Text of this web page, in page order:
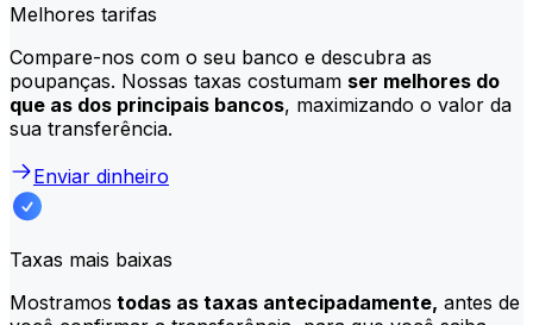
Melhores tarifas
Compare-nos com o seu banco e descubra as
poupanças. Nossas taxas costumam ser melhores do
que as dos principais bancos, maximizando o valor da
sua transferência.
Enviar dinheiro
Taxas mais baixas
Mostramos todas as taxas antecipadamente, antes de